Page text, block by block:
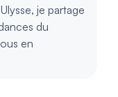
je partage
du
en